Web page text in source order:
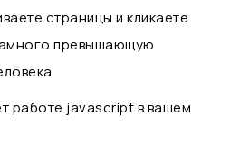
страницы и кликаете
превышающую
работе javascript в вашем